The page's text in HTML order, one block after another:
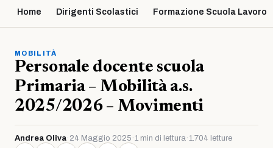
Home Dirigenti Scolastici Formazione Scuola Lavoro
MOBILITÀ
Personale docente scuola
Primaria – Mobilità a.s.
2025/2026 – Movimenti
Andrea Oliva· 24 Maggio 2025 ·1 min di lettura·1.704 letture